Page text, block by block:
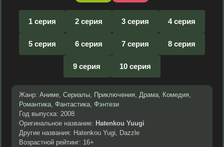
1 серия 2 серия 3 серия 4 серия
5 серия 6 серия 7 серия 8 серия
9 серия 10 серия
Жанр: Аниме, Сериалы, Приключения, Драма, Комедия,
Романтика, Фантастика, Фэнтези
Год выпуска: 2008
Оригинальное название: Hatenkou Yuugi
Другие названия: Hatenkou Yugi, Dazzle
Возрастной рейтинг: 16+